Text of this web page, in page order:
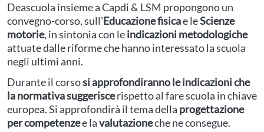
Deascuola insieme a Capdi & LSM propongono un
convegno-corso, sull’Educazione fisicae leScienze
motorie, in sintonia con leindicazioni metodologiche
attuate dalle riforme che hanno interessato la scuola
negli ultimi anni.
Durante il corsosi approfondiranno le indicazioni che
la normativa suggeriscerispetto al fare scuola in chiave
europea. Si approfondirà il tema della progettazione
per competenzee lavalutazioneche ne consegue.